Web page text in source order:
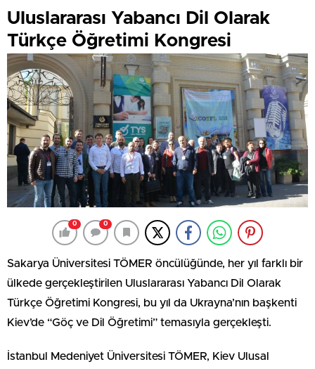
Uluslararası Yabancı Dil Olarak
Türkçe Öğretimi Kongresi
0 0
Sakarya Üniversitesi TÖMER öncülüğünde, her yıl farklı bir
ülkede gerçekleştirilen Uluslararası Yabancı Dil Olarak
Türkçe Öğretimi Kongresi, bu yıl da Ukrayna’nın başkenti
Kiev’de “Göç ve Dil Öğretimi” temasıyla gerçekleşti.
İstanbul Medeniyet Üniversitesi TÖMER, Kiev Ulusal